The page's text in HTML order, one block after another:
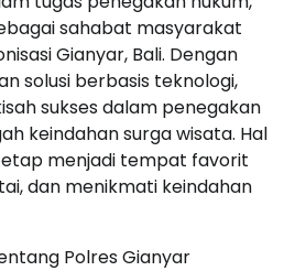
sahabat masyarakat
Gianyar, Bali. Dengan
solusi berbasis teknologi,
sukses dalam penegakan
keindahan surga wisata. Hal
menjadi tempat favorit
dan menikmati keindahan
Polres Gianyar